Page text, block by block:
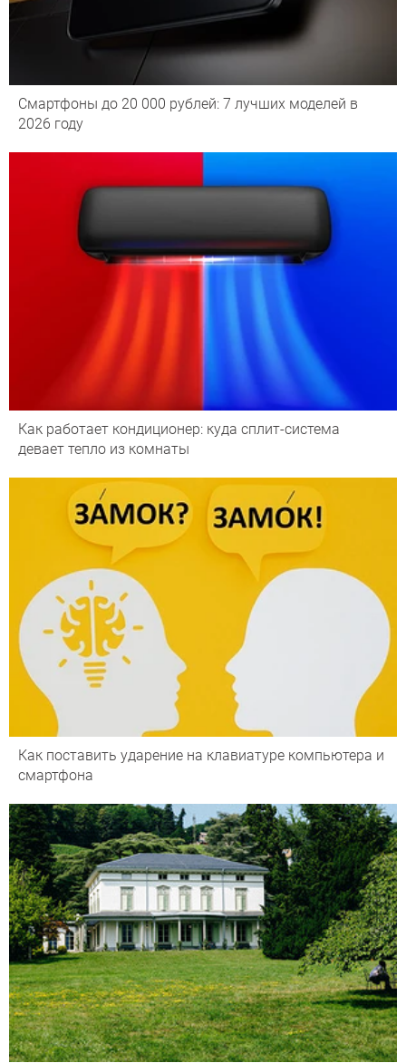
Смартфоны до 20 000 рублей: 7 лучших моделей в
2026 году
Как работает кондиционер: куда сплит-система
девает тепло из комнаты
Как поставить ударение на клавиатуре компьютера и
смартфона